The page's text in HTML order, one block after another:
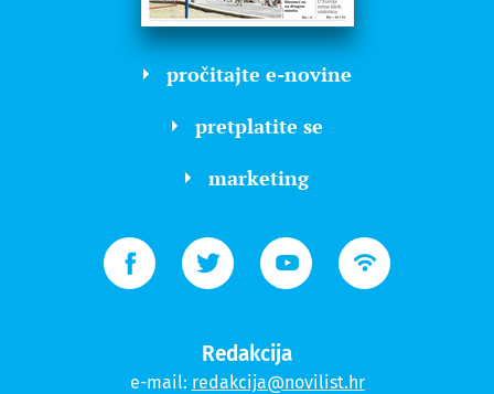
pročitajte e-novine
pretplatite se
marketing
Redakcija
e-mail: redakcija@novilist.hr